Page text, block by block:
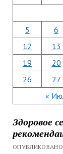
«
5
6
12
13
19
20
26
27
Здоровое
ОПУБЛИКОВАНО